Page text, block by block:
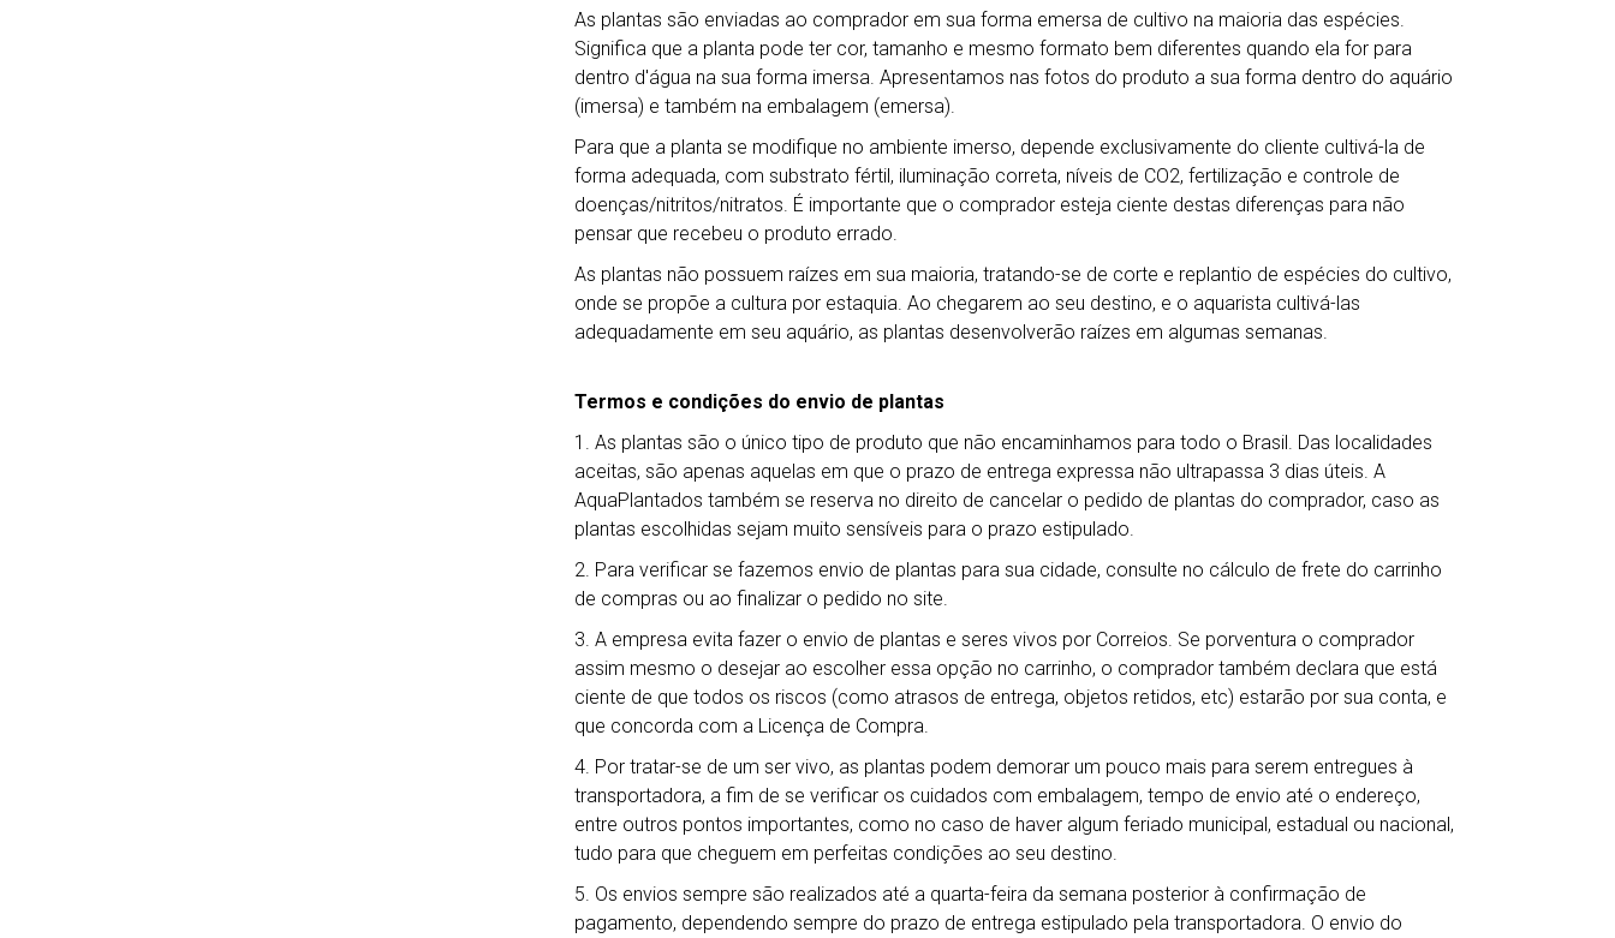
As plantas são enviadas ao comprador em sua forma emersa de cultivo na maioria das espécies.
Significa que a planta pode ter cor, tamanho e mesmo formato bem diferentes quando ela for para
dentro d'água na sua forma imersa. Apresentamos nas fotos do produto a sua forma dentro do aquário
(imersa) e também na embalagem (emersa).
Para que a planta se modifique no ambiente imerso, depende exclusivamente do cliente cultivá-la de
forma adequada, com substrato fértil, iluminação correta, níveis de CO2, fertilização e controle de
doenças/nitritos/nitratos. É importante que o comprador esteja ciente destas diferenças para não
pensar que recebeu o produto errado.
As plantas não possuem raízes em sua maioria, tratando-se de corte e replantio de espécies do cultivo,
onde se propõe a cultura por estaquia. Ao chegarem ao seu destino, e o aquarista cultivá-las
adequadamente em seu aquário, as plantas desenvolverão raízes em algumas semanas.
Termos e condições do envio de plantas
1. As plantas são o único tipo de produto que não encaminhamos para todo o Brasil. Das localidades
aceitas, são apenas aquelas em que o prazo de entrega expressa não ultrapassa 3 dias úteis. A
AquaPlantados também se reserva no direito de cancelar o pedido de plantas do comprador, caso as
plantas escolhidas sejam muito sensíveis para o prazo estipulado.
2. Para verificar se fazemos envio de plantas para sua cidade, consulte no cálculo de frete do carrinho
de compras ou ao finalizar o pedido no site.
3. A empresa evita fazer o envio de plantas e seres vivos por Correios. Se porventura o comprador
assim mesmo o desejar ao escolher essa opção no carrinho, o comprador também declara que está
ciente de que todos os riscos (como atrasos de entrega, objetos retidos, etc) estarão por sua conta, e
que concorda com a Licença de Compra.
4. Por tratar-se de um ser vivo, as plantas podem demorar um pouco mais para serem entregues à
transportadora, a fim de se verificar os cuidados com embalagem, tempo de envio até o endereço,
entre outros pontos importantes, como no caso de haver algum feriado municipal, estadual ou nacional,
tudo para que cheguem em perfeitas condições ao seu destino.
5. Os envios sempre são realizados até a quarta-feira da semana posterior à confirmação de
pagamento, dependendo sempre do prazo de entrega estipulado pela transportadora. O envio do